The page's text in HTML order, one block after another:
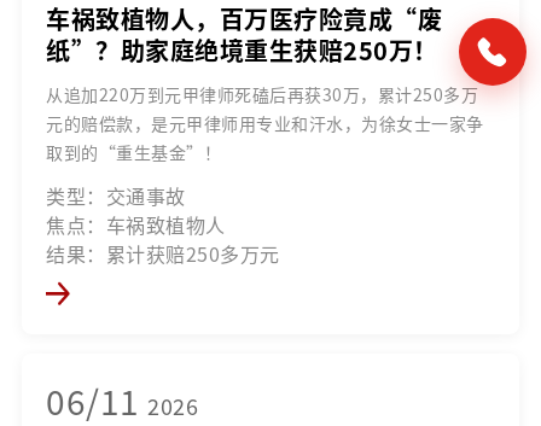
车祸致植物人，百万医疗险竟成“废
纸”？助家庭绝境重生获赔250万！
从追加220万到元甲律师死磕后再获30万，累计250多万
元的赔偿款，是元甲律师用专业和汗水，为徐女士一家争
取到的“重生基金”！
类型：交通事故
焦点：车祸致植物人
结果：累计获赔250多万元
06/11 2026